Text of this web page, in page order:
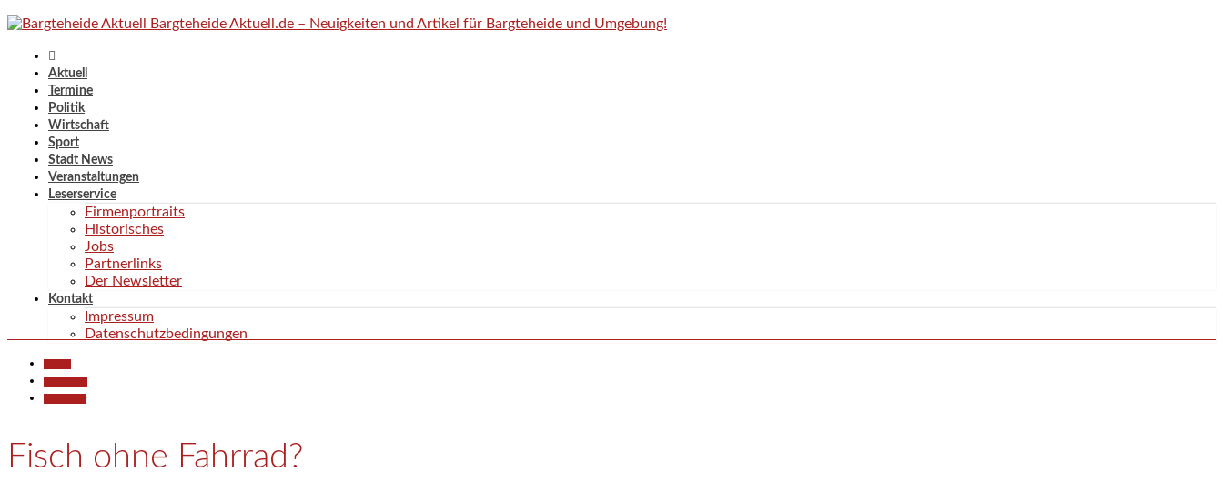
Bargteheide Aktuell.de – Neuigkeiten und Artikel für Bargteheide und Umgebung!
Aktuell
Termine
Politik
Wirtschaft
Sport
Stadt News
Veranstaltungen
Leserservice
Firmenportraits
Historisches
Jobs
Partnerlinks
Der Newsletter
Kontakt
Impressum
Datenschutzbedingungen
Fisch ohne Fahrrad?